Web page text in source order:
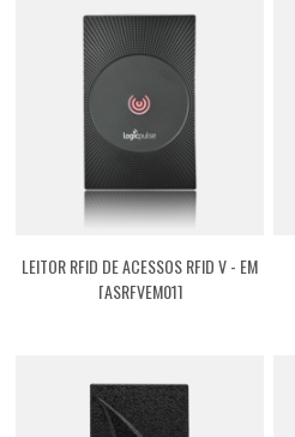
LEITOR RFID DE ACESSOS RFID V - EM
[ASRFVEM01]